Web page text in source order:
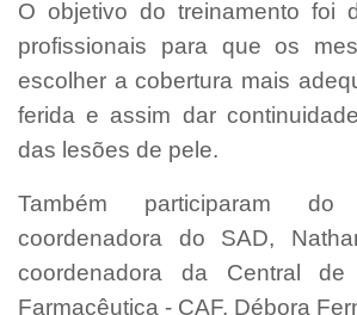
O objetivo do treinamento foi
profissionais para que os
escolher a cobertura mais
ferida e assim dar
das lesões de pele.
Também participaram
coordenadora do SAD,
coordenadora da Central de
Farmacêutica - CAF, Débora